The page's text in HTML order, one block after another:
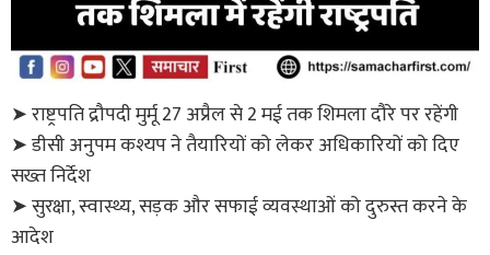
➤ राष्ट्रपति द्रौपदी मुर्मू 27 अप्रैल से 2 मई तक शिमला दौरे पर रहेंगी
➤ डीसी अनुपम कश्यप ने तैयारियों को लेकर अधिकारियों को दिए
सख्त निर्देश
➤ सुरक्षा, स्वास्थ्य, सड़क और सफाई व्यवस्थाओं को दुरुस्त करने के
आदेश